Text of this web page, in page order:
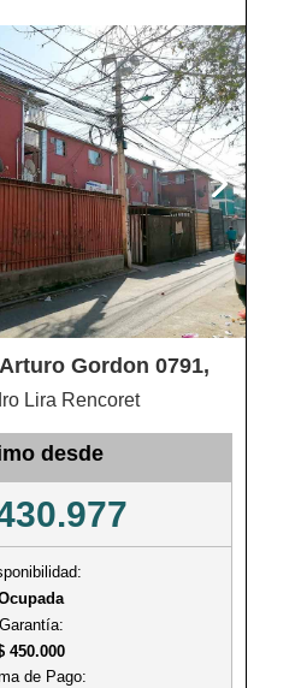
Gordon 0791,
Lira Rencoret
desde
Garantía:
450.000
de Pago: